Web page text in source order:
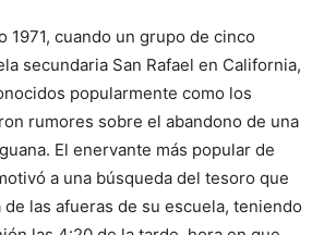
1971, cuando un grupo de cinco
secundaria San Rafael en California,
popularmente como los
rumores sobre el abandono de una
El enervante más popular de
a una búsqueda del tesoro que
las afueras de su escuela, teniendo